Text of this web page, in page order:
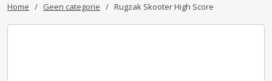
Home / Geen categorie / Rugzak Skooter High Score